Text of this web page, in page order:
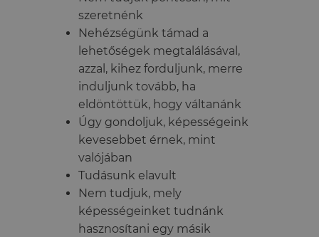
szeretnénk
Nehézségünk támad a
lehetőségek megtalálásával,
azzal, kihez forduljunk, merre
induljunk tovább, ha
eldöntöttük, hogy váltanánk
Úgy gondoljuk, képességeink
kevesebbet érnek, mint
valójában
Tudásunk elavult
Nem tudjuk, mely
képességeinket tudnánk
hasznosítani egy másik